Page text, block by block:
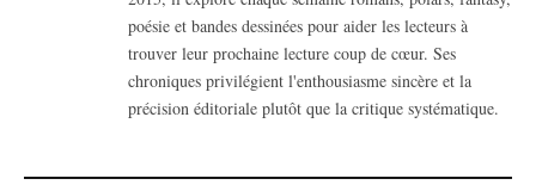
poésie et bandes dessinées pour aider les lecteurs à
trouver leur prochaine lecture coup de cœur. Ses
chroniques privilégient l'enthousiasme sincère et la
précision éditoriale plutôt que la critique systématique.